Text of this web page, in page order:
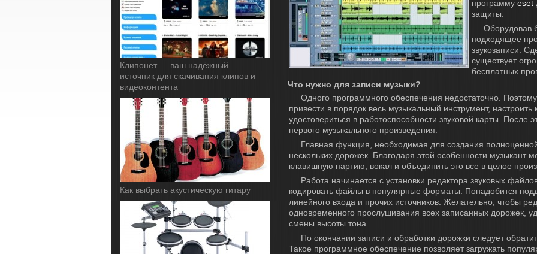
Клипонет — ваш надёжный
источник для скачивания клипов и
видеоконтента
Как выбрать акустическую гитару
программу eset
защиты.
Оборудовав
подходящее
звукозаписи.
существует
бесплатных
Что нужно для записи музыки?
Одного программного обеспечения недостаточно.
привести в порядок весь музыкальный инструмент,
удостовериться в работоспособности звуковой карты. После
первого музыкального произведения.
Главная функция, необходимая для создания
нескольких дорожек. Благодаря этой особенности музыкант
клавишную партию, вокал и объединить это все в целое
Работа начинается с установки редактора звуковых
кодировать файлы в популярные форматы. Понадобится
линейного входа и прочих источников. Желательно, чтобы
одновременного прослушивания всех записанных дорожек,
смены высоты тона.
По окончании записи и обработки дорожки следует
Такое программное обеспечение позволяет загружать